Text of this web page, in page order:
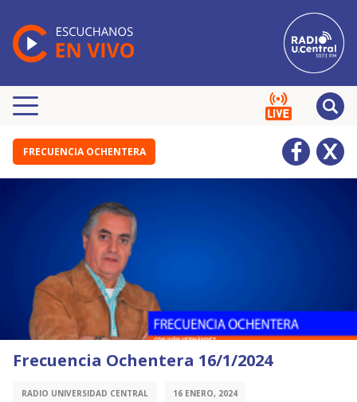
FRECUENCIA OCHENTERA
Frecuencia Ochentera 16/1/2024
RADIO UNIVERSIDAD CENTRAL 16 ENERO, 2024